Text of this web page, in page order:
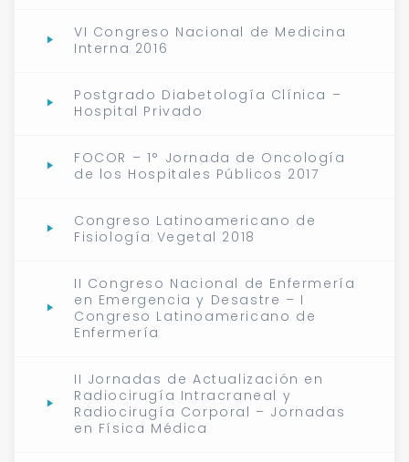
VI Congreso Nacional de Medicina
Interna 2016
Postgrado Diabetología Clínica –
Hospital Privado
FOCOR – 1° Jornada de Oncología
de los Hospitales Públicos 2017
Congreso Latinoamericano de
Fisiología Vegetal 2018
II Congreso Nacional de Enfermería
en Emergencia y Desastre – I
Congreso Latinoamericano de
Enfermería
II Jornadas de Actualización en
Radiocirugía Intracraneal y
Radiocirugía Corporal – Jornadas
en Física Médica